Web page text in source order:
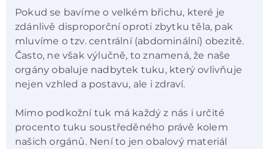
Pokud se bavíme o velkém břichu, které je
zdánlivě disproporční oproti zbytku těla, pak
mluvíme o tzv. centrální (abdominální) obezitě.
Často, ne však výlučně, to znamená, že naše
orgány obaluje nadbytek tuku, který ovlivňuje
nejen vzhled a postavu, ale i zdraví.
Mimo podkožní tuk má každý z nás i určité
procento tuku soustředěného právě kolem
našich orgánů. Není to jen obalový materiál